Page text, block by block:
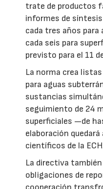
trate de productos
informes de
cada tres años para
cada seis para
previsto para el 11
La norma crea
para aguas
sustancias
seguimiento de 24
superficiales —de
elaboración
científicos de la
La directiva
obligaciones de